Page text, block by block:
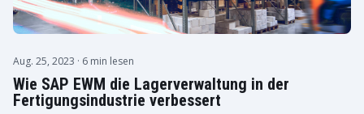
Aug. 25, 2023 · 6 min lesen
Wie SAP EWM die Lagerverwaltung in der
Fertigungsindustrie verbessert